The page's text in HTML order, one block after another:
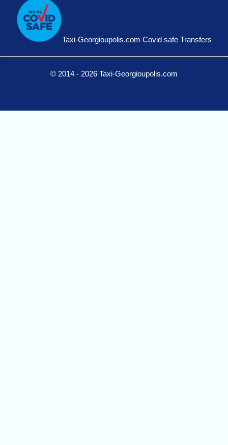
Taxi-Georgioupolis.com Covid safe Transfers
© 2014 - 2026 Taxi-Georgioupolis.com